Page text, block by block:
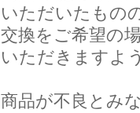
いただいたもの
交換をご希望の
いただきますよ
商品が不良とみ